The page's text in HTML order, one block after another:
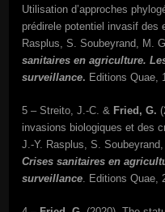
Utilisation d’approches
prédirele potentiel invasif des
Rasplus, S. Soubeyrand, M.
sanitaires en agriculture.
surveillance. Editions Quae,
5 – Streito, J.-C. & Fried, G.
invasions biologiques et des
J.-Y. Rasplus, S.
Crises sanitaires en
surveillance. Editions Quae,